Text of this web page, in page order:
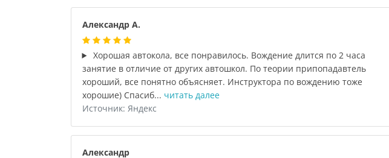
Александр А.
Хорошая автокола, все понравилось. Вождение длится по 2 часа
занятие в отличие от других автошкол. По теории припопадавтель
хороший, все понятно объясняет. Инструктора по вождению тоже
хорошие) Спасиб... читать далее
Источник: Яндекс
Александр